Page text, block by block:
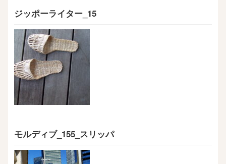
ジッポーライター_15
モルディブ_155_スリッパ